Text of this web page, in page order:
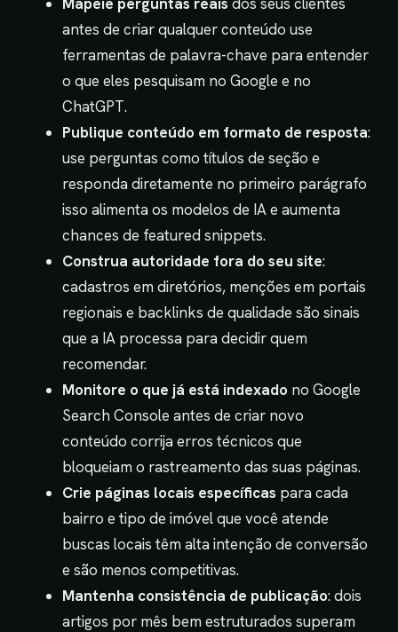
antes de criar qualquer conteúdo use
ferramentas de palavra-chave para entender
o que eles pesquisam no Google e no
ChatGPT.
Publique conteúdo em formato de resposta:
use perguntas como títulos de seção e
responda diretamente no primeiro parágrafo
isso alimenta os modelos de IA e aumenta
chances de featured snippets.
Construa autoridade fora do seu site:
cadastros em diretórios, menções em portais
regionais e backlinks de qualidade são sinais
que a IA processa para decidir quem
recomendar.
Monitore o que já está indexado no Google
Search Console antes de criar novo
conteúdo corrija erros técnicos que
bloqueiam o rastreamento das suas páginas.
Crie páginas locais específicas para cada
bairro e tipo de imóvel que você atende
buscas locais têm alta intenção de conversão
e são menos competitivas.
Mantenha consistência de publicação: dois
artigos por mês bem estruturados superam